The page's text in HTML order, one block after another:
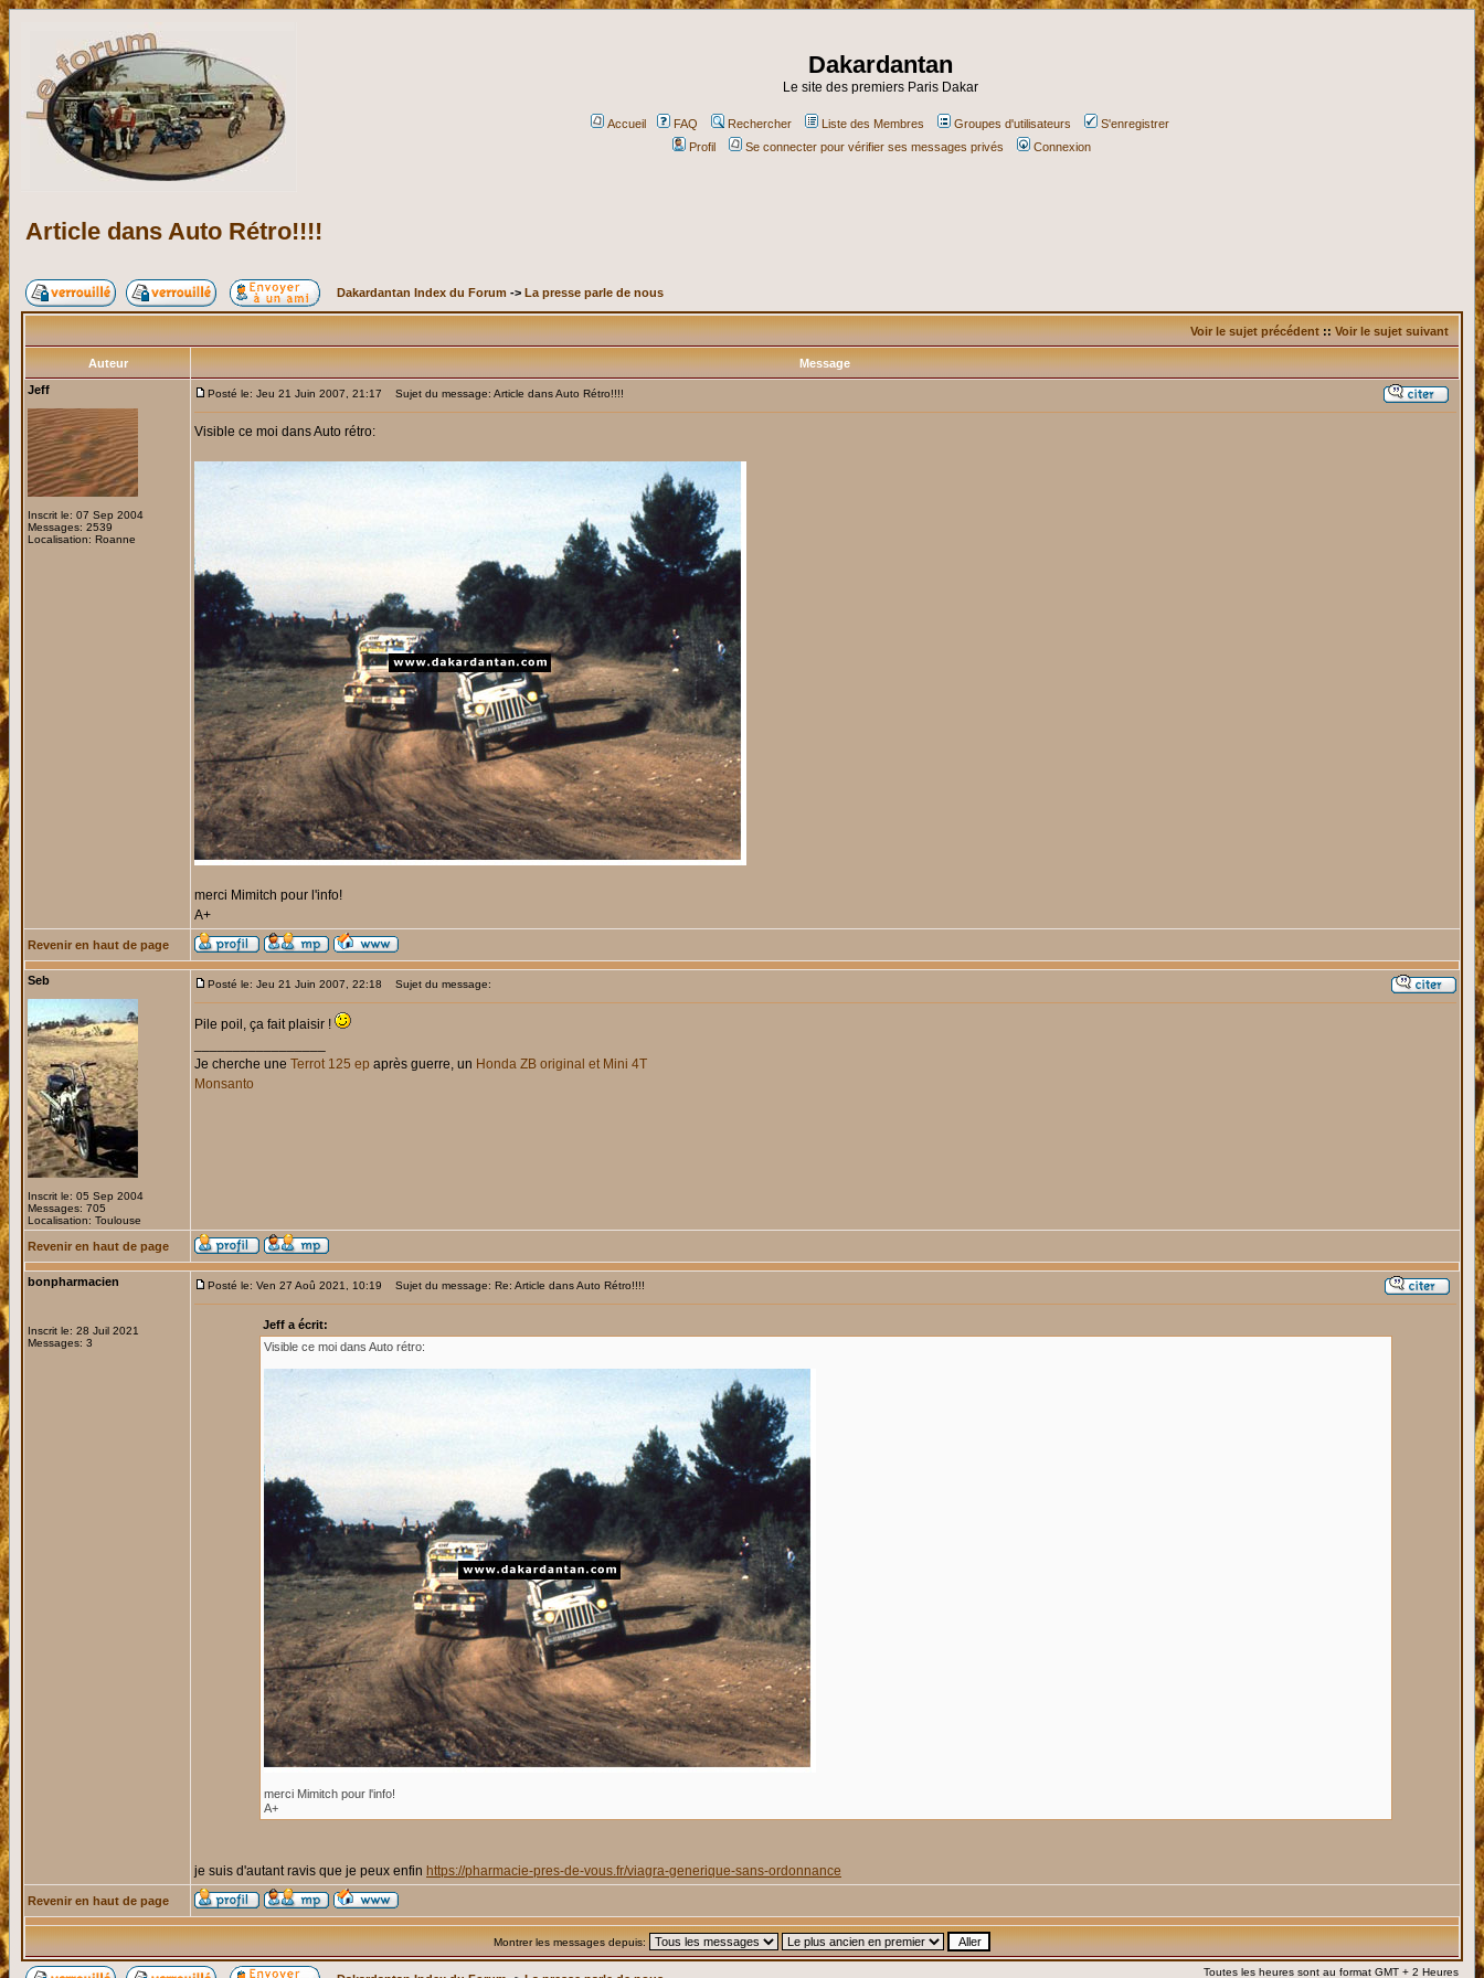
Dakardantan
Le site des premiers Paris Dakar
Accueil FAQ Rechercher Liste des Membres Groupes d'utilisateurs
S'enregistrer
Profil
Se connecter pour vérifier ses messages privés Connexion
Article dans Auto Rétro!!!!
Dakardantan Index du Forum -> La presse parle de nous
Voir le sujet précédent :: Voir le sujet suivant
Auteur
Message
Jeff
Inscrit le: 07 Sep 2004
Messages: 2539
Localisation: Roanne
Posté le: Jeu 21 Juin 2007, 21:17 Sujet du message: Article dans Auto Rétro!!!!
Visible ce moi dans Auto rétro:
merci Mimitch pour l'info!
A+
Revenir en haut de page
Seb
Inscrit le: 05 Sep 2004
Messages: 705
Localisation: Toulouse
Posté le: Jeu 21 Juin 2007, 22:18 Sujet du message:
Pile poil, ça fait plaisir !
Je cherche une Terrot 125 ep après guerre, un Honda ZB original et Mini 4T
Monsanto
Revenir en haut de page
bonpharmacien
Inscrit le: 28 Juil 2021
Messages: 3
Posté le: Ven 27 Aoû 2021, 10:19 Sujet du message: Re: Article dans Auto Rétro!!!!
Jeff a écrit:
Visible ce moi dans Auto rétro:
merci Mimitch pour l'info!
A+
je suis d'autant ravis que je peux enfin https://pharmacie-pres-de-vous.fr/viagra-generique-sans-ordonnance
Revenir en haut de page
Montrer les messages depuis:
Toutes les heures sont au format GMT + 2 Heures